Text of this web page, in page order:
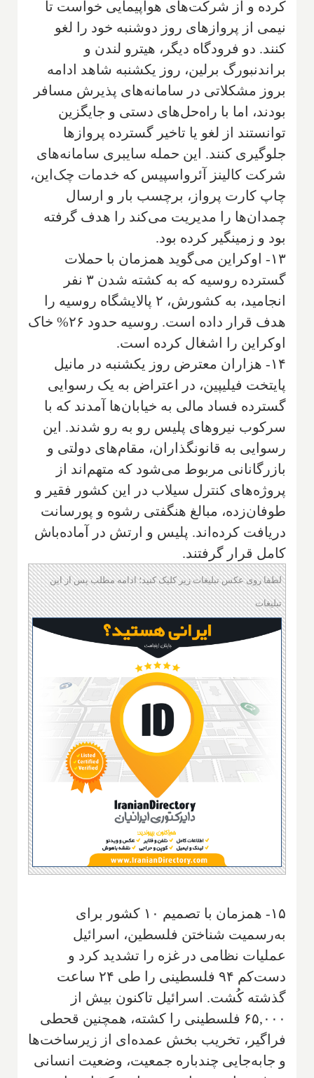
کرده و از شرکت‌های هواپیمایی خواست تا
نیمی از پروازهای روز دوشنبه خود را لغو
کنند. دو فرودگاه دیگر، هیترو لندن و
براندنبورگ برلین، روز یکشنبه شاهد ادامه
بروز مشکلاتی در سامانه‌های پذیرش مسافر
بودند، اما با راه‌حل‌های دستی و جایگزین
توانستند از لغو یا تاخیر گسترده پروازها
جلوگیری کنند. این حمله سایبری سامانه‌های
شرکت کالینز آئرواسپیس که خدمات چک‌این،
چاپ کارت پرواز، برچسب بار و ارسال
چمدان‌ها را مدیریت می‌کند را هدف گرفته
بود و زمینگیر کرده بود.
۱۳- اوکراین می‌گوید همزمان با حملات
گسترده روسیه که به کشته شدن ۳ نفر
انجامید، به کشورش، ۲ پالایشگاه روسیه را
هدف قرار داده است. روسیه حدود ۲۶% خاک
اوکراین را اشغال کرده است.
۱۴- هزاران معترض روز یکشنبه در مانیل
پایتخت فیلیپین، در اعتراض به یک رسوایی
گسترده فساد مالی به خیابان‌ها آمدند که با
سرکوب نیروهای پلیس رو به رو شدند. این
رسوایی به قانونگذاران، مقام‌های دولتی و
بازرگانانی مربوط می‌شود که متهم‌اند از
پروژه‌های کنترل سیلاب در این کشور فقیر و
طوفان‌زده، مبالغ هنگفتی رشوه و پورسانت
دریافت کرده‌اند. پلیس و ارتش در آماده‌باش
کامل قرار گرفتند.
لطفا روی عکس تبلیغات زیر کلیک کنید؛ ادامه مطلب پس از این
تبلیغات
۱۵- همزمان با تصمیم ۱۰ کشور برای
به‌رسمیت شناختن فلسطین، اسرائیل
عملیات نظامی در غزه را تشدید کرد و
دست‌کم ۹۴ فلسطینی را طی ۲۴ ساعت
گذشته کُشت. اسرائیل تاکنون بیش از
۶۵,۰۰۰ فلسطینی را کشته، همچنین قحطی
فراگیر، تخریب بخش عمده‌ای از زیرساخت‌ها
و جابه‌جایی چندباره جمعیت، وضعیت انسانی